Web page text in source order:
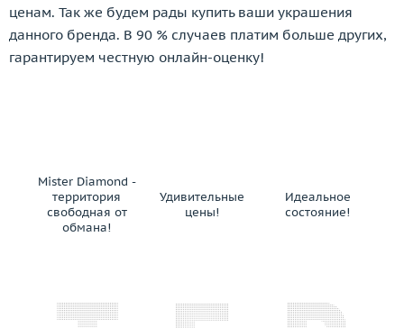
Ralf Diamonds
Ranzani Fabio e Fuse' Maria Lucia
Recarlo
Robotti Giovanni
Rodney Rayner
Safo Joaillerie
ценам. Так же будем рады купить ваши украшения
данного бренда. В 90 % случаев платим больше других,
гарантируем честную онлайн-оценку!
Mister Diamond -
территория
свободная от
обмана!
Удивительные
цены!
Идеальное
состояние!